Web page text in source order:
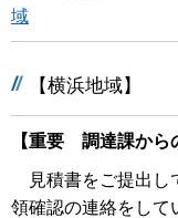
域
【横浜地域】
【重要 調達課か
見積書をご提出し
領確認の連絡をして